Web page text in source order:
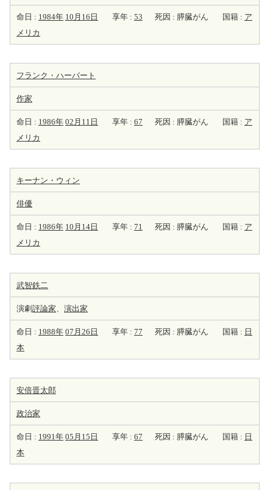
命日 : 1984年 10月16日 享年 : 53 死因 : 膵臓がん 国籍 : ア
メリカ
フランク・ハーバート
作家
命日 : 1986年 02月11日 享年 : 67 死因 : 膵臓がん 国籍 : ア
メリカ
キーナン・ウィン
俳優
命日 : 1986年 10月14日 享年 : 71 死因 : 膵臓がん 国籍 : ア
メリカ
武智鉄二
演劇 評論家、 演出家
命日 : 1988年 07月26日 享年 : 77 死因 : 膵臓がん 国籍 : 日
本
安倍晋太郎
政治家
命日 : 1991年 05月15日 享年 : 67 死因 : 膵臓がん 国籍 : 日
本